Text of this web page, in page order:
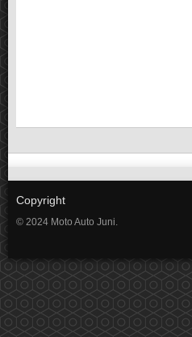
Copyright
© 2024 Moto Auto Juni.